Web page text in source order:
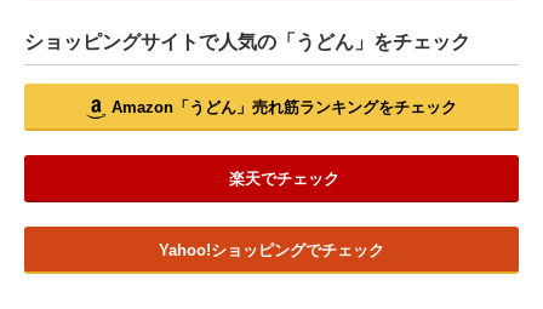
ショッピングサイトで人気の「うどん」をチェック
Amazon「うどん」売れ筋ランキングをチェック
楽天でチェック
Yahoo!ショッピングでチェック